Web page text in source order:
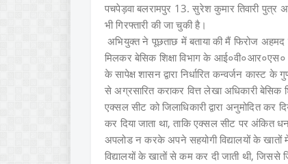
पचपेड़वा बलरामपुर 13. सुरेश कुमार तिवारी पुत्र
भी गिरफ्तारी की जा चुकी है।
अभियुक्त ने पूछताछ में बताया की मैं फिरोज
मिलकर बेसिक शिक्षा विभाग के आई०वी०आर०एस०
के सापेक्ष शासन द्वारा निर्धारित कन्वर्जन
से अग्रसारित कराकर वित्त लेखा अधिकारी बेसिक
एक्सल सीट को जिलाधिकारी द्वारा अनुमोदित
कर दिया जाता था, ताकि एक्सल सीट पर अंकित
अपलोड न करके अपने सहयोगी विद्यालयों के खातों
विद्यालयों के खातों से कम कर दी जाती थी, जिससे